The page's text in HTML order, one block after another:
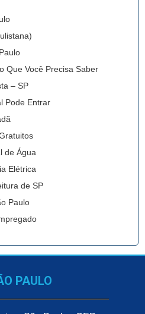
Que Você Precisa Saber
– SP
Pode Entrar
de Água
Elétrica
de SP
Paulo
PAULO